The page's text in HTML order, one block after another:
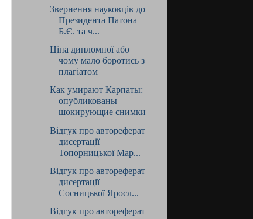
Звернення науковців до
Президента Патона
Б.Є. та ч...
Ціна дипломної або
чому мало боротись з
плагіатом
Как умирают Карпаты:
опубликованы
шокирующие снимки
Відгук про автореферат
дисертації
Топорницької Мар...
Відгук про автореферат
дисертації
Сосницької Яросл...
Відгук про автореферат